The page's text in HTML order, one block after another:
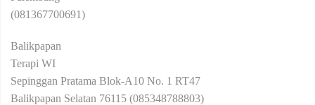
(081367700691)
Balikpapan
Terapi WI
Sepinggan Pratama Blok-A10 No. 1 RT47
Balikpapan Selatan 76115 (085348788803)